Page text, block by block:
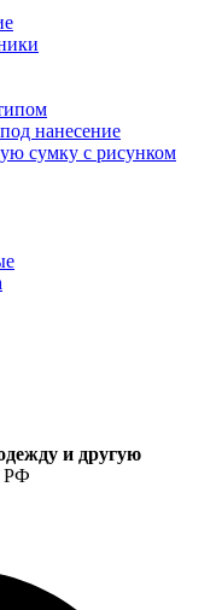
нанесение
сумку с рисунком
и другую
РФ